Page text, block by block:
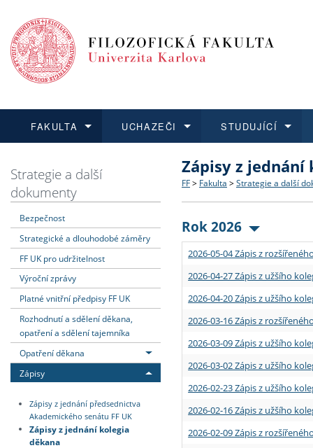
FAKULTA
Dozvědět se více
Struktura a historie
Strategie a další
Podpora a benefity pro
Absolventi fakulty
UCHAZEČI
Podat přihlášku
Co studovat a jak se
Učitelské studijní
Informace k průběhu
STUDUJÍCÍ
Dozvědět se více
Bakalářské a magisterské
Doktorské studium
Rigorózní řízení
Dozvědět se více
O vědě a výzkumu na FF
Akademické kvalifikace
Granty a projekty
Dozvědět se více
Aktuální nabídky a
Vyjíždějící studenti
Přijíždějící studenti
Vyjíždějící zaměstnanci
Strategie a další
dokumenty
Bezpečnost
Strategické a dlouhodobé záměry
FF UK pro udržitelnost
Výroční zprávy
Platné vnitřní předpisy FF UK
Rozhodnutí a sdělení děkana,
opatření a sdělení tajemníka
Opatření děkana
Zápisy
Zápisy z jednání předsednictva
Akademického senátu FF UK
Zápisy z jednání kolegia
děkana
Zápisy z jednání
FF > Fakulta > Strategie a další
Rok 2026
2026-05-04 Zápis z
2026-04-27 Zápis z užšího
2026-04-20 Zápis z užšího
2026-03-16 Zápis z
2026-03-09 Zápis z užšího
2026-03-02 Zápis z užšího
2026-02-23 Zápis z užšího
2026-02-16 Zápis z užšího
2026-02-09 Zápis z